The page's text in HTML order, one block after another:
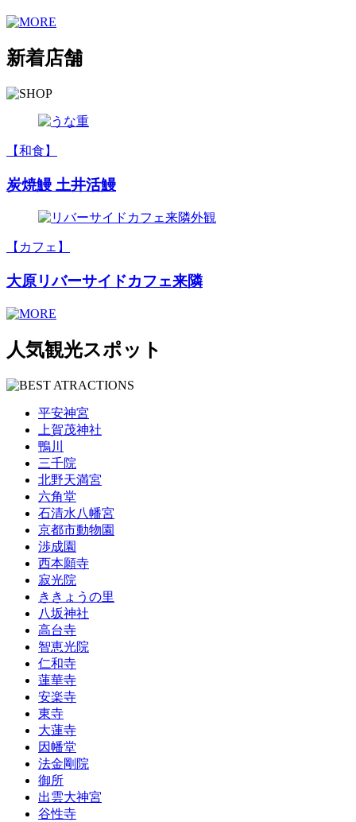
新着店舗
【和食】
炭焼鰻 土井活鰻
【カフェ】
大原リバーサイドカフェ来隣
人気観光スポット
平安神宮
上賀茂神社
鴨川
三千院
北野天満宮
六角堂
石清水八幡宮
京都市動物園
渉成園
西本願寺
寂光院
ききょうの里
八坂神社
高台寺
智恵光院
仁和寺
蓮華寺
安楽寺
東寺
大蓮寺
因幡堂
法金剛院
御所
出雲大神宮
谷性寺